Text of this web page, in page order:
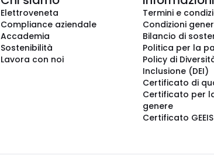
Elettroveneta
Compliance aziendale
Accademia
Sostenibilità
Lavora con noi
Termini e
Condizioni
Bilancio di
Politica per la
Policy di
Inclusione (DEI)
Certificato di
Certificato per
genere
Certificato GEEIS